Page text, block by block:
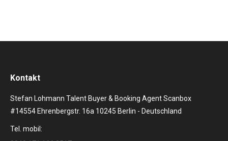
Kontakt
Stefan Lohmann Talent Buyer & Booking Agent Scanbox
#14554 Ehrenbergstr. 16a 10245 Berlin - Deutschland
Tel. mobil: